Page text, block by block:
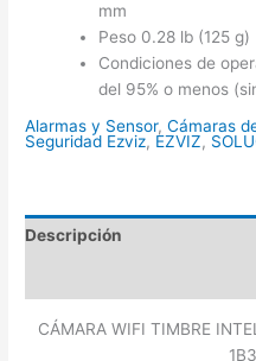
mm
Peso 0.28 lb (125 g)
Condiciones de
del 95% o menos
Alarmas y Sensor,Cámaras
Seguridad Ezviz, EZVIZ,
Descripción
CÁMARA WIFI TIMBRE